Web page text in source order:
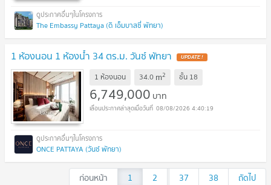
The Embassy Pattaya (ดิ เอ็มบาสซี่ พัทยา)
1 ห้องนอน 1 ห้องน้ำ 34 ตร.ม. วันซ์ พัทยา UPDATE !
1 ห้องนอน 34.0 m2 ชั้น 18
6,749,000 บาท
08/08/2026 4:40:19
ONCE PATTAYA (วันซ์ พัทยา)
ก่อนหน้า 1 2 ...
37 38 ถัดไป